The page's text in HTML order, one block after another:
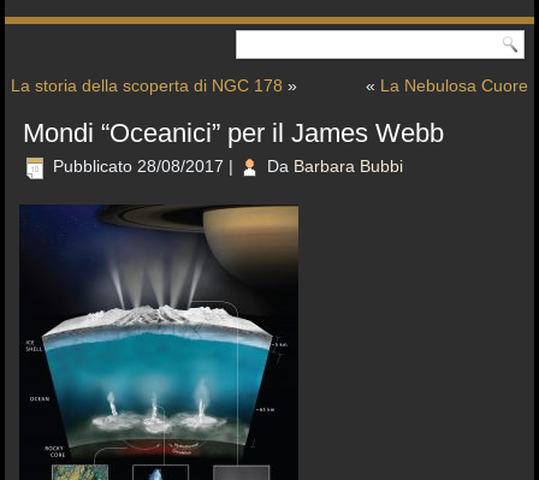
La storia della scoperta di NGC 178 » « La Nebulosa Cuore
Mondi “Oceanici” per il James Webb
Pubblicato 28/08/2017 | Da Barbara Bubbi